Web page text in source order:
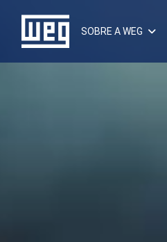
SOBRE A WEG